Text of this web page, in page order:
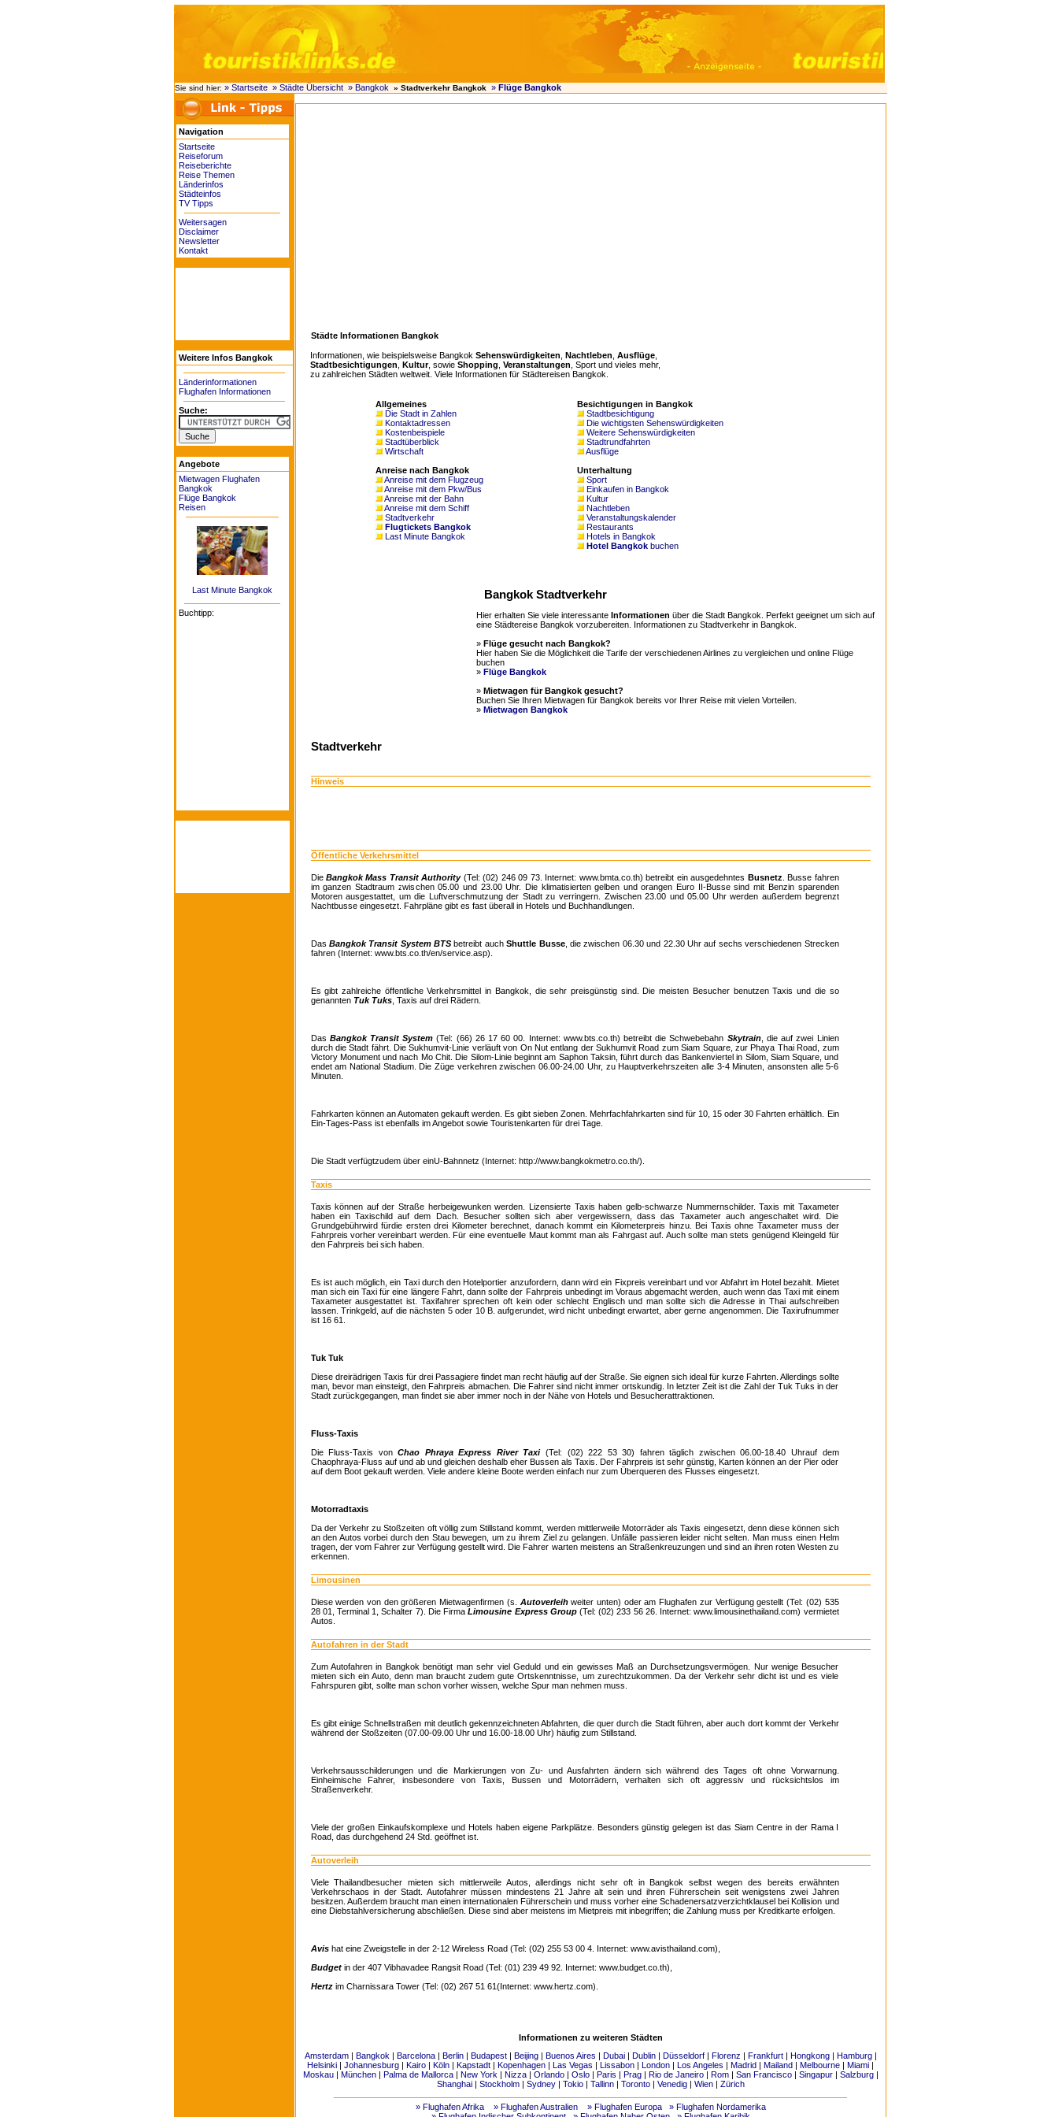
Sie sind hier: » Startseite » Städte Übersicht » Bangkok » Stadtverkehr Bangkok » Flüge Bangkok
Navigation
Startseite
Reiseforum
Reiseberichte
Reise Themen
Länderinfos
Städteinfos
TV Tipps
Weitersagen
Disclaimer
Newsletter
Kontakt
Weitere Infos Bangkok
Länderinformationen
Flughafen Informationen
Suche:
Angebote
Mietwagen Flughafen
Bangkok
Flüge Bangkok
Reisen
Last Minute Bangkok
Buchtipp:
Städte Informationen Bangkok
Informationen, wie beispielsweise Bangkok Sehenswürdigkeiten Nachtleben Ausflüge,
Stadtbesichtigungen
Kultur, sowie Shopping Veranstaltungen , Sport und vieles mehr,
zu zahlreichen Städten weltweit. Viele Informationen für Städtereisen Bangkok.
Allgemeines
Die Stadt in Zahlen
Kontaktadressen
Kostenbeispiele
Stadtüberblick
Wirtschaft
Anreise nach Bangkok
Anreise mit dem Flugzeug
Anreise mit dem Pkw/Bus
Anreise mit der Bahn
Anreise mit dem Schiff
Stadtverkehr
Flugtickets Bangkok
Last Minute Bangkok
Besichtigungen in Bangkok
Stadtbesichtigung
Die wichtigsten Sehenswürdigkeiten
Weitere Sehenswürdigkeiten
Stadtrundfahrten
Ausflüge
Unterhaltung
Sport
Einkaufen in Bangkok
Kultur
Nachtleben
Veranstaltungskalender
Restaurants
Hotels in Bangkok
Hotel Bangkok buchen
Bangkok Stadtverkehr
Hier erhalten Sie viele interessante Informationen über die Stadt Bangkok. Perfekt geeignet um sich auf
eine Städtereise Bangkok vorzubereiten. Informationen zu Stadtverkehr in Bangkok.
» Flüge gesucht nach Bangkok?
Hier haben Sie die Möglichkeit die Tarife der verschiedenen Airlines zu vergleichen und online Flüge
buchen
» Flüge Bangkok
» Mietwagen für Bangkok gesucht?
Buchen Sie Ihren Mietwagen für Bangkok bereits vor Ihrer Reise mit vielen Vorteilen.
» Mietwagen Bangkok
Stadtverkehr
Hinweis
Öffentliche Verkehrsmittel
Die Bangkok Mass Transit Authority (Tel: (02) 246 09 73. Internet: www.bmta.co.th) betreibt ein ausgedehntes Busnetz . Busse fahren
im ganzen Stadtraum zwischen 05.00 und 23.00 Uhr. Die klimatisierten gelben und orangen Euro II-Busse sind mit Benzin sparenden
Motoren ausgestattet, um die Luftverschmutzung der Stadt zu verringern. Zwischen 23.00 und 05.00 Uhr werden außerdem begrenzt
Nachtbusse eingesetzt. Fahrpläne gibt es fast überall in Hotels und Buchhandlungen.
Das Bangkok Transit System BTS betreibt auchShuttle Busse, die zwischen 06.30 und 22.30 Uhr auf sechs verschiedenen Strecken
fahren (Internet: www.bts.co.th/en/service.asp).
Es gibt zahlreiche öffentliche Verkehrsmittel in Bangkok, die sehr preisgünstig sind. Die meisten Besucher benutzen Taxis und die so
genannten Tuk Tuks, Taxis auf drei Rädern.
Das Bangkok Transit System(Tel: (66) 26 17 60 00. Internet: www.bts.co.th) betreibt die Schwebebahn Skytrain, die auf zwei Linien
durch die Stadt fährt. Die Sukhumvit-Linie verläuft von On Nut entlang der Sukhumvit Road zum Siam Square, zur Phaya Thai Road, zum
Victory Monument und nach Mo Chit. Die Silom-Linie beginnt am Saphon Taksin, führt durch das Bankenviertel in Silom, Siam Square, und
endet am National Stadium. Die Züge verkehren zwischen 06.00-24.00 Uhr, zu Hauptverkehrszeiten alle 3-4 Minuten, ansonsten alle 5-6
Minuten.
Fahrkarten können an Automaten gekauft werden. Es gibt sieben Zonen. Mehrfachfahrkarten sind für 10, 15 oder 30 Fahrten erhältlich. Ein
Ein-Tages-Pass ist ebenfalls im Angebot sowie Touristenkarten für drei Tage.
Die Stadt verfügtzudem über einU-Bahnnetz (Internet: http://www.bangkokmetro.co.th/).
Taxis
Taxis können auf der Straße herbeigewunken werden. Lizensierte Taxis haben gelb-schwarze Nummernschilder. Taxis mit Taxameter
haben ein Taxischild auf dem Dach. Besucher sollten sich aber vergewissern, dass das Taxameter auch angeschaltet wird. Die
Grundgebührwird fürdie ersten drei Kilometer berechnet, danach kommt ein Kilometerpreis hinzu. Bei Taxis ohne Taxameter muss der
Fahrpreis vorher vereinbart werden. Für eine eventuelle Maut kommt man als Fahrgast auf. Auch sollte man stets genügend Kleingeld für
den Fahrpreis bei sich haben.
Es ist auch möglich, ein Taxi durch den Hotelportier anzufordern, dann wird ein Fixpreis vereinbart und vor Abfahrt im Hotel bezahlt. Mietet
man sich ein Taxi für eine längere Fahrt, dann sollte der Fahrpreis unbedingt im Voraus abgemacht werden, auch wenn das Taxi mit einem
Taxameter ausgestattet ist. Taxifahrer sprechen oft kein oder schlecht Englisch und man sollte sich die Adresse in Thai aufschreiben
lassen. Trinkgeld, auf die nächsten 5 oder 10 B. aufgerundet, wird nicht unbedingt erwartet, aber gerne angenommen. Die Taxirufnummer
ist 16 61.
Tuk Tuk
Diese dreirädrigen Taxis für drei Passagiere findet man recht häufig auf der Straße. Sie eignen sich ideal für kurze Fahrten. Allerdings sollte
man, bevor man einsteigt, den Fahrpreis abmachen. Die Fahrer sind nicht immer ortskundig. In letzter Zeit ist die Zahl der Tuk Tuks in der
Stadt zurückgegangen, man findet sie aber immer noch in der Nähe von Hotels und Besucherattraktionen.
Fluss-Taxis
Die Fluss-Taxis vonChao Phraya Express River Taxi (Tel: (02) 222 53 30) fahren täglich zwischen 06.00-18.40 Uhrauf dem
Chaophraya-Fluss auf und ab und gleichen deshalb eher Bussen als Taxis. Der Fahrpreis ist sehr günstig, Karten können an der Pier oder
auf dem Boot gekauft werden. Viele andere kleine Boote werden einfach nur zum Überqueren des Flusses eingesetzt.
Motorradtaxis
Da der Verkehr zu Stoßzeiten oft völlig zum Stillstand kommt, werden mittlerweile Motorräder als Taxis eingesetzt, denn diese können sich
an den Autos vorbei durch den Stau bewegen, um zu ihrem Ziel zu gelangen. Unfälle passieren leider nicht selten. Man muss einen Helm
tragen, der vom Fahrer zur Verfügung gestellt wird. Die Fahrer warten meistens an Straßenkreuzungen und sind an ihren roten Westen zu
erkennen.
Limousinen
Diese werden von den größeren Mietwagenfirmen (s. Autoverleihweiter unten) oder am Flughafen zur Verfügung gestellt (Tel: (02) 535
28 01, Terminal 1, Schalter 7). Die FirmaLimousine Express Group(Tel: (02) 233 56 26. Internet: www.limousinethailand.com) vermietet
Autos.
Autofahren in der Stadt
Zum Autofahren in Bangkok benötigt man sehr viel Geduld und ein gewisses Maß an Durchsetzungsvermögen. Nur wenige Besucher
mieten sich ein Auto, denn man braucht zudem gute Ortskenntnisse, um zurechtzukommen. Da der Verkehr sehr dicht ist und es viele
Fahrspuren gibt, sollte man schon vorher wissen, welche Spur man nehmen muss.
Es gibt einige Schnellstraßen mit deutlich gekennzeichneten Abfahrten, die quer durch die Stadt führen, aber auch dort kommt der Verkehr
während der Stoßzeiten (07.00-09.00 Uhr und 16.00-18.00 Uhr) häufig zum Stillstand.
Verkehrsausschilderungen und die Markierungen von Zu- und Ausfahrten ändern sich während des Tages oft ohne Vorwarnung.
Einheimische Fahrer, insbesondere von Taxis, Bussen und Motorrädern, verhalten sich oft aggressiv und rücksichtslos im
Straßenverkehr.
Viele der großen Einkaufskomplexe und Hotels haben eigene Parkplätze. Besonders günstig gelegen ist das Siam Centre in der Rama I
Road, das durchgehend 24 Std. geöffnet ist.
Autoverleih
Viele Thailandbesucher mieten sich mittlerweile Autos, allerdings nicht sehr oft in Bangkok selbst wegen des bereits erwähnten
Verkehrschaos in der Stadt. Autofahrer müssen mindestens 21 Jahre alt sein und ihren Führerschein seit wenigstens zwei Jahren
besitzen. Außerdem braucht man einen internationalen Führerschein und muss vorher eine Schadenersatzverzichtklausel bei Kollision und
eine Diebstahlversicherung abschließen. Diese sind aber meistens im Mietpreis mit inbegriffen; die Zahlung muss per Kreditkarte erfolgen.
Avis hat eine Zweigstelle in der 2-12 Wireless Road (Tel: (02) 255 53 00 4. Internet: www.avisthailand.com),
Budget in der 407 Vibhavadee Rangsit Road (Tel: (01) 239 49 92. Internet: www.budget.co.th),
Hertzim Charnissara Tower (Tel: (02) 267 51 61(Internet: www.hertz.com).
Informationen zu weiteren Städten
Amsterdam| Bangkok | Barcelona| Berlin| Budapest| Beijing| Buenos Aires | Dubai| Dublin| Düsseldorf| Florenz | Frankfurt| Hongkong| Hamburg|
Helsinki | Johannesburg | Kairo | Köln | Kapstadt | Kopenhagen | Las Vegas | Lissabon | London | Los Angeles | Madrid | Mailand | Melbourne | Miami |
Moskau| München| Palma de Mallorca| New York | Nizza| Orlando| Oslo| Paris | Prag| Rio de Janeiro| Rom| San Francisco| Singapur| Salzburg|
Shanghai| Stockholm| Sydney| Tokio| Tallinn| Toronto| Venedig| Wien| Zürich
» Flughafen Afrika » Flughafen Australien » Flughafen Europa
» Flughafen Nordamerika